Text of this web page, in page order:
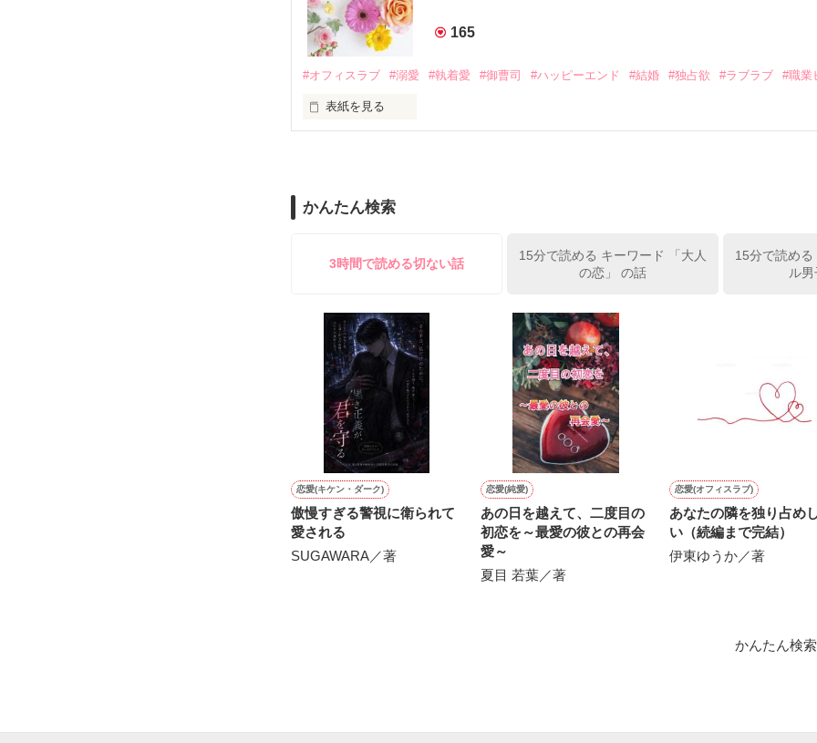
夏木美桜(なつきみお)
✕
鳴海哲平 (なるみてっぺい)
止まっていたはずの二人の時間が、再び動き出す。
作品を読む
165
#オフィスラブ #溺愛 #執着愛 #御曹司 #ハッピーエンド #結婚 #独占欲 #ラブラブ #職業
表紙を見る
雪瀬鷹哉（29）が『──俺と結婚してくれないか』といきなりプロポーズをしてきた上
鷹哉『宜しくな、俺の雛子』🦅
シゴデキで冷徹な上司が見せる素顔は、なぜか想像以上に甘くて……🐥💓🦅
※表紙も作中使用の画像も全てフリー素材です。
※執筆期間2026.6.3〜7.20完結です。
※他サイトさんにて恋愛トレンド1位でした〜良かったら読んで頂けると嬉しいです。
作品を読む
かんたん検索
3時間で読める切ない話
15分で読める キーワード 「大人
の恋」 の話
15分で読め
ル
恋愛(キケン・ダーク)
傲慢すぎる警視に衛られて
愛される
SUGAWARA／著
恋愛(純愛)
あの日を越えて、二度目の
初恋を～最愛の彼との再会
愛～
夏目 若葉／著
恋愛(オフィスラブ)
あなたの隣を独り占め
い（続編まで完結）
伊東ゆうか／著
かんたん検